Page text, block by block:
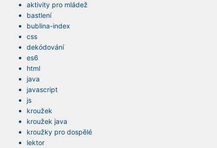
aktivity pro mládež
bastlení
bublina-index
css
dekódování
es6
html
java
javascript
js
kroužek
kroužek java
kroužky pro dospělé
lektor